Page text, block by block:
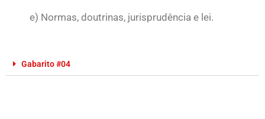
e) Normas, doutrinas, jurisprudência e lei.
Gabarito #04